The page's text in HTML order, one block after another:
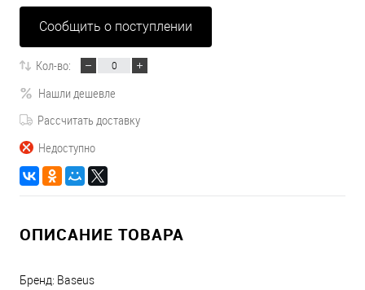
Сообщить о поступлении
Кол-во:
Нашли дешевле
Рассчитать доставку
Недоступно
ОПИСАНИЕ ТОВАРА
Бренд: Baseus